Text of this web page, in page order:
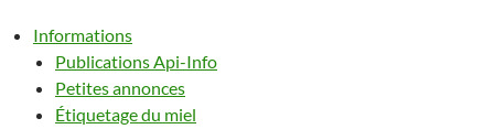
Informations
Publications Api-Info
Petites annonces
Étiquetage du miel